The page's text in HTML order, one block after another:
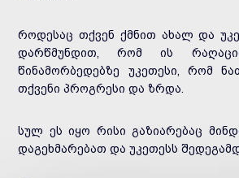
როდესაც თქვენ ქმნით ახალ და
დარწმუნდით, რომ ის
წინამორბედებზე უკეთესი, რომ
თქვენი პროგრესი და ზრდა.
სულ ეს იყო რისი გაზიარებაც
დაგეხმარებათ და უკეთესს